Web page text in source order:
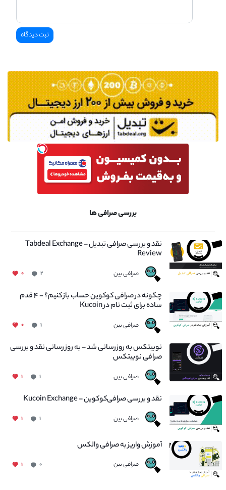
بررسی صرافی ها
نقد و بررسی صرافی تبدیل – Tabdeal Exchange
Review
صرافی بین ۲ ۰
چگونه در صرافی کوکوین حساب باز کنیم؟ - ۴ قدم
ساده برای ثبت نام در Kucoin
صرافی بین ۱ ۰
نوبیتکس به روزرسانی شد – به روز رسانی نقد و بررسی
صرافی نوبیتکس
صرافی بین ۱ ۱
نقد و بررسی صرافی‌کوکوین – Kucoin Exchange
صرافی بین ۱ ۱
آموزش واریز به صرافی والکس
صرافی بین ۰ ۱